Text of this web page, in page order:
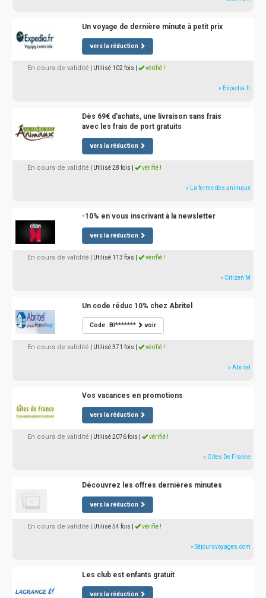
Un voyage de dernière minute à petit prix
vers la réduction
En cours de validité | Utilisé 102 fois vérifié !
» Expedia.fr
Dès 69€ d'achats, une livraison sans frais
avec les frais de port gratuits
vers la réduction
En cours de validité | Utilisé 28 fois vérifié !
» La ferme des animaux
-10% en vous inscrivant à la newsletter
vers la réduction
En cours de validité | Utilisé 113 fois vérifié !
» Citizen M
Un code réduc 10% chez Abritel
Code : BI******* voir
En cours de validité | Utilisé 371 fois vérifié !
» Abritel
Vos vacances en promotions
vers la réduction
En cours de validité | Utilisé 2076 fois vérifié !
» Gîtes De France
Découvrez les offres dernières minutes
vers la réduction
En cours de validité | Utilisé 54 fois vérifié !
» Séjoursvoyages.com
Les club est enfants gratuit
vers la réduction